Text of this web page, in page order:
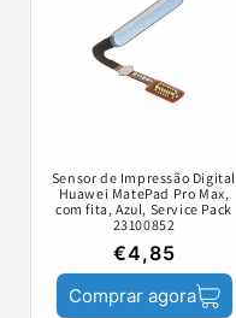
Sensor de Impressão Digital
Huawei MatePad Pro Max,
com fita, Azul, Service Pack
23100852
€4,85
Comprar agora